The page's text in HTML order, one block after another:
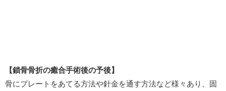
【鎖骨骨折の癒合手術後の予後】
骨にプレートをあてる方法や針金を通す方法など様々あり、固